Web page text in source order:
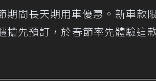
期間長天期用車優惠。新車款
搶先預訂，於春節率先體驗這